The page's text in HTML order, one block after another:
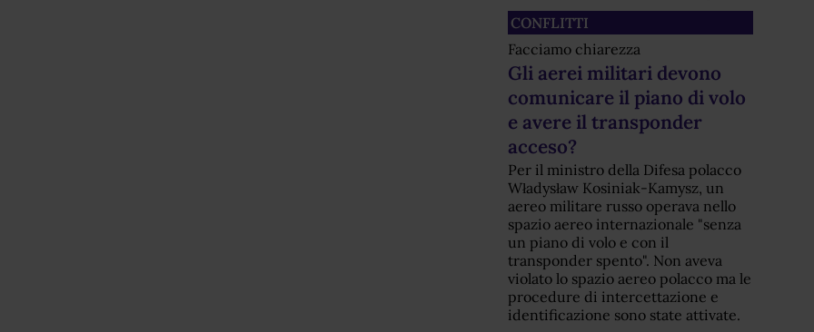
CONFLITTI
Facciamo chiarezza
Gli aerei militari devono
comunicare il piano di volo
e avere il transponder
acceso?
Per il ministro della Difesa polacco
Władysław Kosiniak-Kamysz, un
aereo militare russo operava nello
spazio aereo internazionale "senza
un piano di volo e con il
transponder spento". Non aveva
violato lo spazio aereo polacco ma le
procedure di intercettazione e
identificazione sono state attivate.